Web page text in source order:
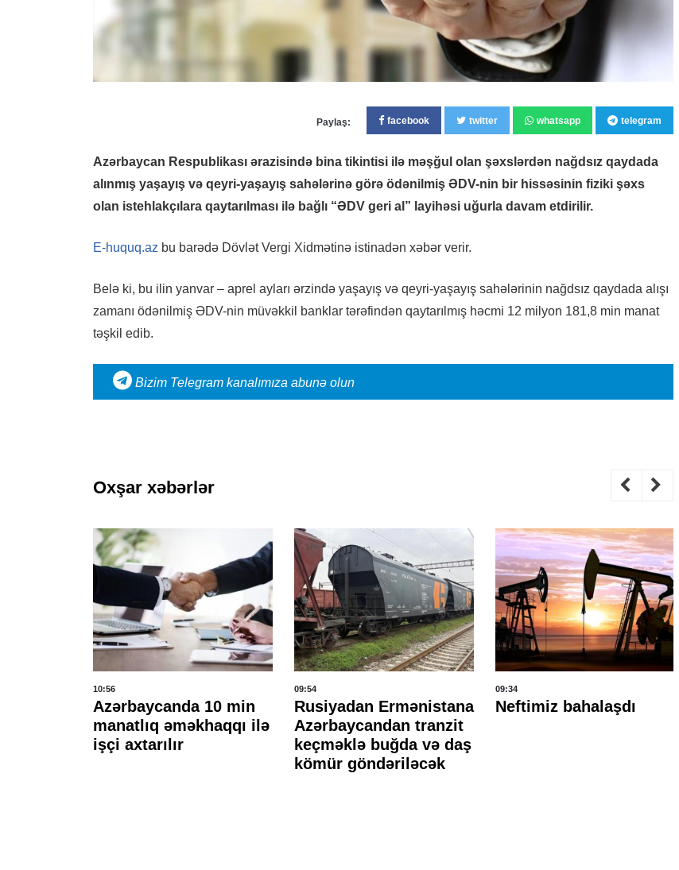
Paylaş: facebook twitter whatsapp telegram
Azərbaycan Respublikası ərazisində bina tikintisi ilə məşğul olan şəxslərdən nağdsız qaydada
alınmış yaşayış və qeyri-yaşayış sahələrinə görə ödənilmiş ƏDV-nin bir hissəsinin fiziki şəxs
olan istehlakçılara qaytarılması ilə bağlı “ƏDV geri al” layihəsi uğurla davam etdirilir.
E-huquq.az bu barədə Dövlət Vergi Xidmətinə istinadən xəbər verir.
Belə ki, bu ilin yanvar – aprel ayları ərzində yaşayış və qeyri-yaşayış sahələrinin nağdsız qaydada alışı
zamanı ödənilmiş ƏDV-nin müvəkkil banklar tərəfindən qaytarılmış həcmi 12 milyon 181,8 min manat
təşkil edib.
Bizim Telegram kanalımıza abunə olun
Oxşar xəbərlər
10:56
Azərbaycanda 10 min
manatlıq əməkhaqqı ilə
işçi axtarılır
09:54
Rusiyadan Ermənistana
Azərbaycandan tranzit
keçməklə buğda və daş
kömür göndəriləcək
09:34
Neftimiz bahalaşdı